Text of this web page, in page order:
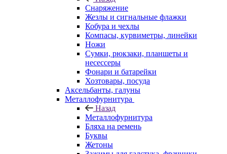
Снаряжение
Жезлы и сигнальные флажки
Кобура и чехлы
Компасы, курвиметры, линейки
Ножи
Сумки, рюкзаки, планшеты и
несессеры
Фонари и батарейки
Хозтовары, посуда
Аксельбанты, галуны
Металлофурнитура
Назад
Металлофурнитура
Бляха на ремень
Буквы
Жетоны